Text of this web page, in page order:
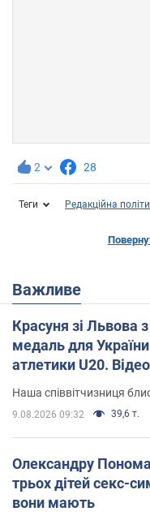
2 28
Теги Редакційна
Важливе
Красуня зі Львова
медаль для України
атлетики U20. Відео
Наша співвітчизниця
9.08.2026 09:32 39,6 т.
Олександру
трьох дітей секс-
вони мають